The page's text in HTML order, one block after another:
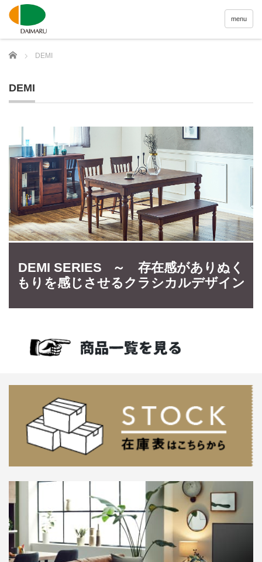
menu
Home DEMI
DEMI
DEMI SERIES ～ 存在感がありぬく
もりを感じさせるクラシカルデザイン